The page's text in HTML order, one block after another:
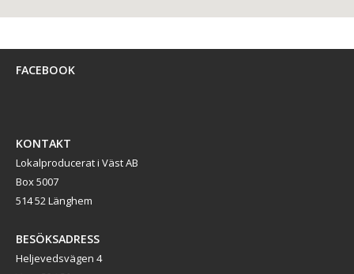
FACEBOOK
KONTAKT
Lokalproducerat i Väst AB
Box 5007
514 52 Länghem
BESÖKSADRESS
Heljevedsvägen 4